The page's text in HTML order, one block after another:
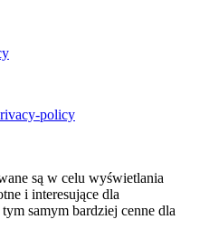
policy
są w celu wyświetlania
i interesujące dla
samym bardziej cenne dla